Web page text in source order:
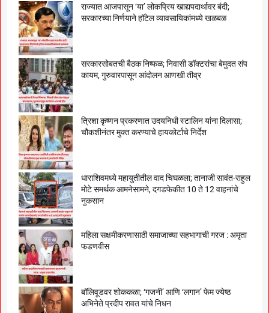
राज्यात आजपासून ‘या’ लोकप्रिय खाद्यपदार्थावर बंदी;
सरकारच्या निर्णयाने हॉटेल व्यावसायिकांमध्ये खळबळ
सरकारसोबतची बैठक निष्फळ; निवासी डॉक्टरांचा बेमुदत संप
कायम, गुरुवारपासून आंदोलन आणखी तीव्र
त्रिशा कृष्णन प्रकरणात उदयनिधी स्टालिन यांना दिलासा;
चौकशीनंतर मुक्त करण्याचे हायकोर्टाचे निर्देश
धाराशिवमध्ये महायुतीतील वाद चिघळला; तानाजी सावंत-राहुल
मोटे समर्थक आमनेसामने, दगडफेकीत 10 ते 12 वाहनांचे
नुकसान
महिला सक्षमीकरणासाठी समाजाच्या सहभागाची गरज : अमृता
फडणवीस
बॉलिवूडवर शोककळा; ‘गजनी’ आणि ‘लगान’ फेम ज्येष्ठ
अभिनेते प्रदीप रावत यांचे निधन